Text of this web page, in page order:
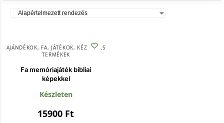
AJÁNDÉKOK, FA, JÁTÉKOK, KÉZMŰVES
TERMÉKEK
Fa memóriajáték bibliai
képekkel
Készleten
15900 Ft